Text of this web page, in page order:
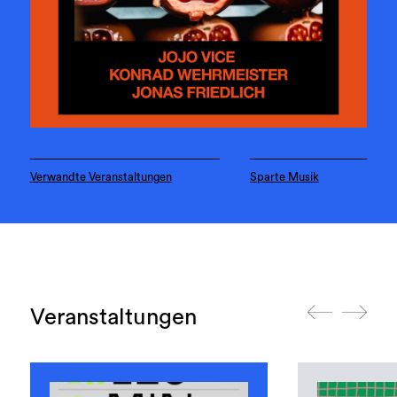
Verwandte Veranstaltungen Sparte Musik
Veranstaltungen